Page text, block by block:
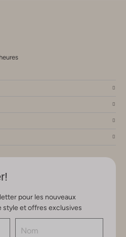
pour les nouveaux
style et offres exclusives